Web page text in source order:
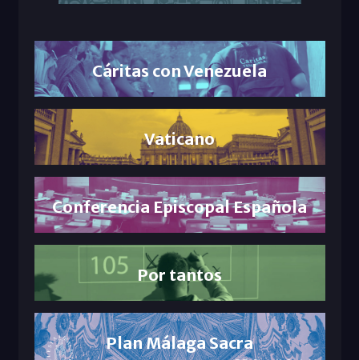
Cáritas con Venezuela
Vaticano
Conferencia Episcopal Española
Por tantos
Plan Málaga Sacra